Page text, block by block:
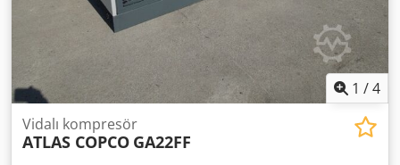
1 /4
Vidalı kompresör
ATLAS COPCO GA22FF